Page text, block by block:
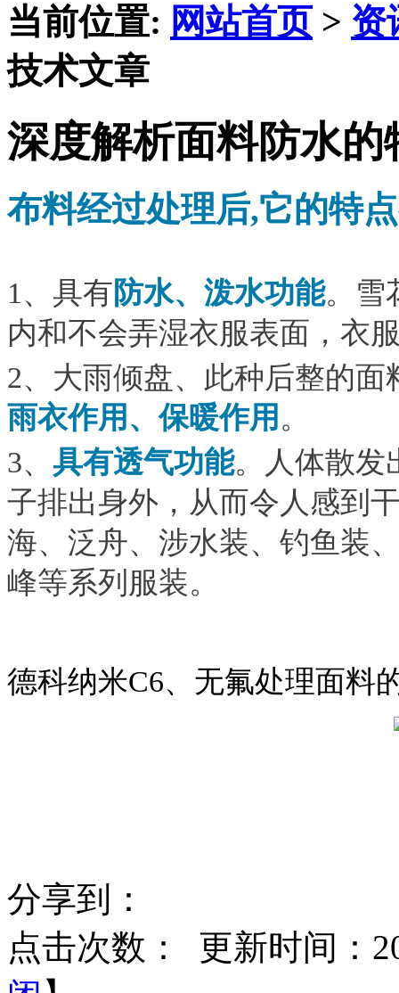
当前位置: 网站首页> 资
技术文章
深度解析面料防水的
布料经过处理后,它的特
1、具有防水、泼水功能。雪
内和不会弄湿衣服表面，衣
2、大雨倾盘、此种后整的
雨衣作用、保暖作用。
3、 具有透气功能。人体散发
子排出身外，从而令人感到
海、泛舟、涉水装、钓鱼装
峰等系列服装。
德科纳米C6、无氟处理面料
分享到：
点击次数：
更新时间：